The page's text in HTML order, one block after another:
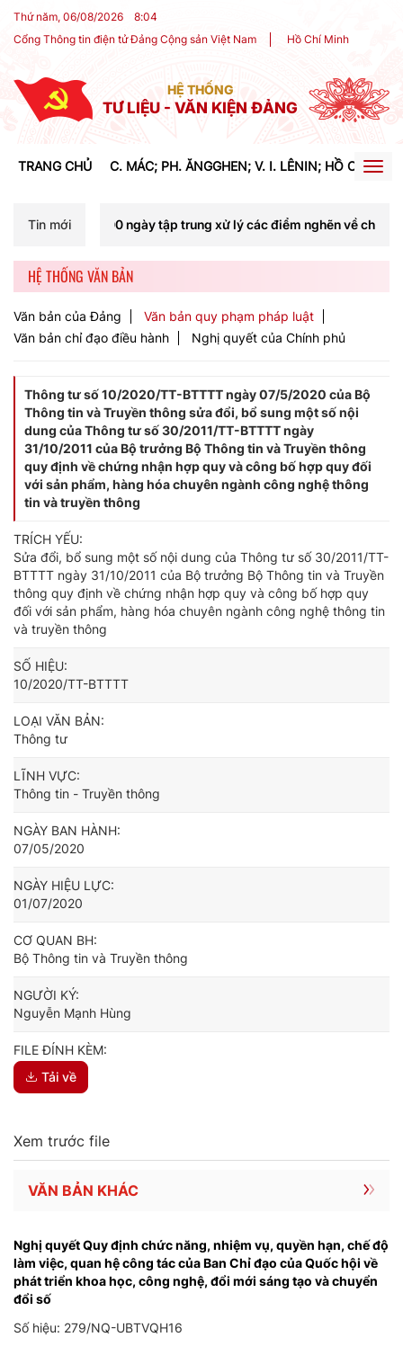
Thứ năm, 06/08/2026 8:04
Cổng Thông tin điện tử Đảng Cộng sản Việt Nam
Hồ Chí Minh
HỆ THỐNG
TƯ LIỆU - VĂN KIỆN ĐẢNG
TRANG CHỦ C. MÁC; PH. ĂNGGHEN; V. I. LÊNIN; HỒ CHÍ
Tin mới
ngày tập trung xử lý các điểm nghẽn về chuyển đổi số trong các
HỆ THỐNG VĂN BẢN
Văn bản của Đảng
Văn bản quy phạm pháp luật
Văn bản chỉ đạo điều hành
Nghị quyết của Chính phủ
Thông tư số 10/2020/TT-BTTTT ngày 07/5/2020 của Bộ
Thông tin và Truyền thông sửa đổi, bổ sung một số nội
dung của Thông tư số 30/2011/TT-BTTTT ngày
31/10/2011 của Bộ trưởng Bộ Thông tin và Truyền thông
quy định về chứng nhận hợp quy và công bố hợp quy đối
với sản phẩm, hàng hóa chuyên ngành công nghệ thông
tin và truyền thông
TRÍCH YẾU:
Sửa đổi, bổ sung một số nội dung của Thông tư số 30/2011/TT-
BTTTT ngày 31/10/2011 của Bộ trưởng Bộ Thông tin và Truyền
thông quy định về chứng nhận hợp quy và công bố hợp quy
đối với sản phẩm, hàng hóa chuyên ngành công nghệ thông tin
và truyền thông
SỐ HIỆU:
10/2020/TT-BTTTT
LOẠI VĂN BẢN:
Thông tư
LĨNH VỰC:
Thông tin - Truyền thông
NGÀY BAN HÀNH:
07/05/2020
NGÀY HIỆU LỰC:
01/07/2020
CƠ QUAN BH:
Bộ Thông tin và Truyền thông
NGƯỜI KÝ:
Nguyễn Mạnh Hùng
FILE ĐÍNH KÈM:
Tải về
Xem trước file
VĂN BẢN KHÁC
Nghị quyết Quy định chức năng, nhiệm vụ, quyền hạn, chế độ
làm việc, quan hệ công tác của Ban Chỉ đạo của Quốc hội về
phát triển khoa học, công nghệ, đổi mới sáng tạo và chuyển
đổi số
Số hiệu: 279/NQ-UBTVQH16